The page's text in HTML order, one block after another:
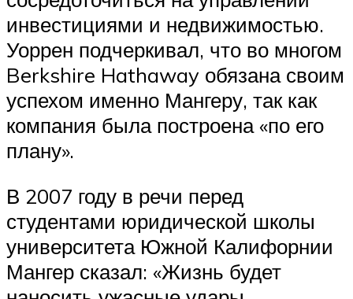
инвестициями и недвижимостью.
Уоррен подчеркивал, что во многом
Berkshire Hathaway обязана своим
успехом именно Мангеру, так как
компания была построена «по его
плану».
В 2007 году в речи перед
студентами юридической школы
университета Южной Калифорнии
Мангер сказал: «Жизнь будет